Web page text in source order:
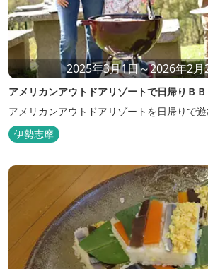
2025年3月1日～2026年2月
アメリカンアウトドアリゾートで日帰りＢ
アメリカンアウトドアリゾートを日帰りで
伊勢志摩